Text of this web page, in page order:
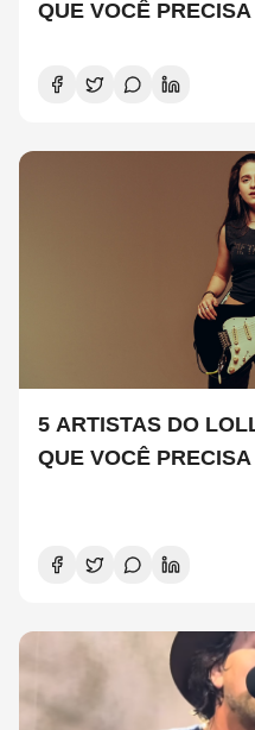
QUE VOCÊ
5 ARTISTAS DO
QUE VOCÊ